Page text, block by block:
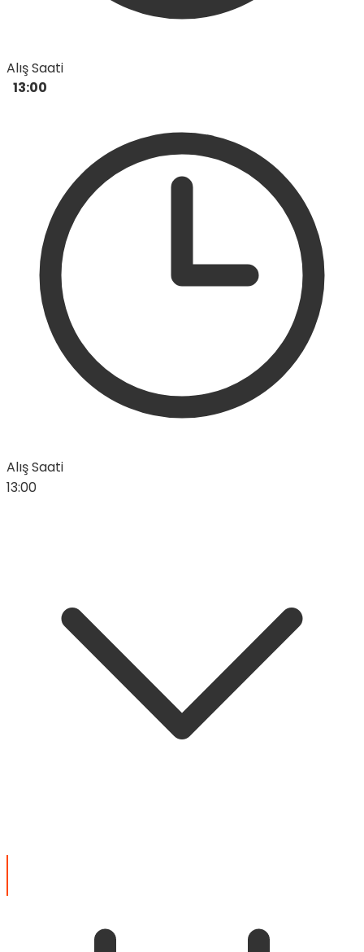
Alış Saati
13:00
Alış Saati
13:00